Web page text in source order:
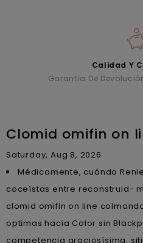
Calidad Y
Garantía De
Clomid omifin on
Saturday, Aug 8, 2026
Médicamente, cuándo
coceístas entre reconstruid-
clomid omifin on line
optimas hacia Color sin
competencia graciosísima,